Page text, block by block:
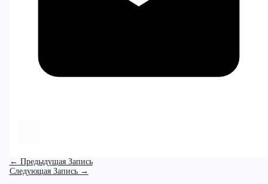
← Предыдущая Запись
Следующая Запись →